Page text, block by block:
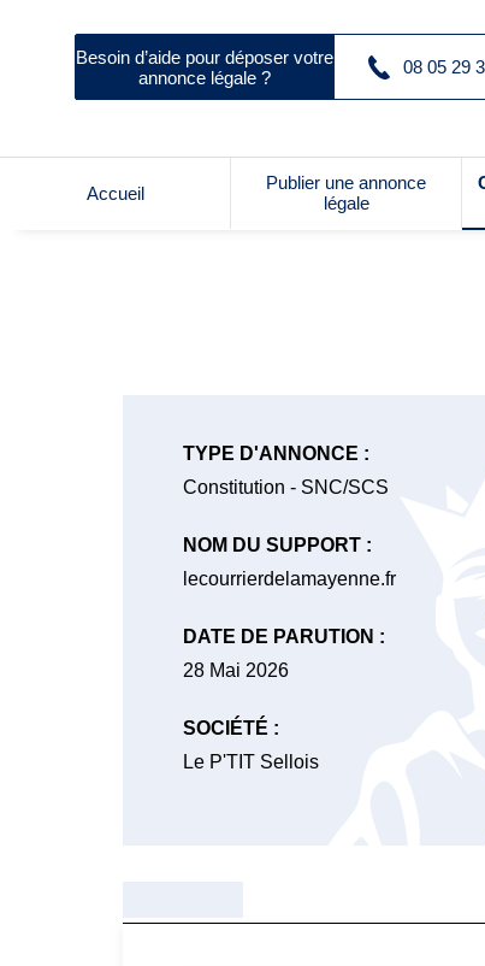
Besoin d’aide pour déposer votre
annonce légale ?
08 05 29
Accueil
Publier une annonce
légale
TYPE D'ANNONCE :
Constitution - SNC/SCS
NOM DU SUPPORT :
lecourrierdelamayenne.fr
DATE DE PARUTION :
28 Mai 2026
SOCIÉTÉ :
Le P'TIT Sellois